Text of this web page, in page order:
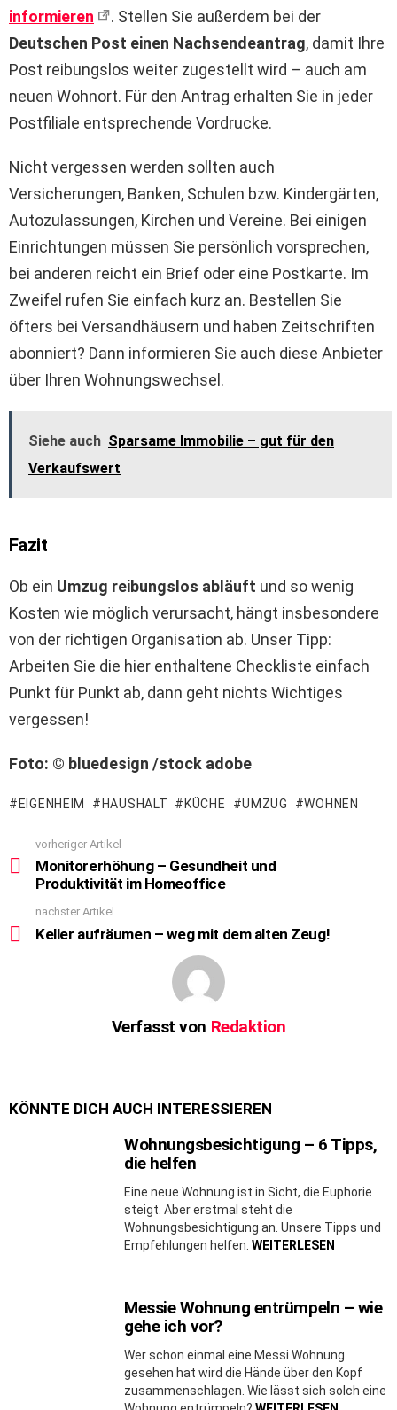
informieren
. Stellen Sie außerdem bei der
Deutschen Post einen Nachsendeantrag, damit Ihre
Post reibungslos weiter zugestellt wird – auch am
neuen Wohnort. Für den Antrag erhalten Sie in jeder
Postfiliale entsprechende Vordrucke.
Nicht vergessen werden sollten auch
Versicherungen, Banken, Schulen bzw. Kindergärten,
Autozulassungen, Kirchen und Vereine. Bei einigen
Einrichtungen müssen Sie persönlich vorsprechen,
bei anderen reicht ein Brief oder eine Postkarte. Im
Zweifel rufen Sie einfach kurz an. Bestellen Sie
öfters bei Versandhäusern und haben Zeitschriften
abonniert? Dann informieren Sie auch diese Anbieter
über Ihren Wohnungswechsel.
Siehe auch Sparsame Immobilie – gut für den
Verkaufswert
Fazit
Ob ein Umzug reibungslos abläuft und so wenig
Kosten wie möglich verursacht, hängt insbesondere
von der richtigen Organisation ab. Unser Tipp:
Arbeiten Sie die hier enthaltene Checkliste einfach
Punkt für Punkt ab, dann geht nichts Wichtiges
vergessen!
Foto: © bluedesign /stock adobe
EIGENHEIM HAUSHALT KÜCHE UMZUG WOHNEN
more
vorheriger Artikel
Monitorerhöhung – Gesundheit und
Produktivität im Homeoffice
nächster Artikel
Keller aufräumen – weg mit dem alten Zeug!
Verfasst von Redaktion
KÖNNTE DICH AUCH INTERESSIEREN
Wohnungsbesichtigung – 6 Tipps,
die helfen
Eine neue Wohnung ist in Sicht, die Euphorie
steigt. Aber erstmal steht die
Wohnungsbesichtigung an. Unsere Tipps und
Empfehlungen helfen. WEITERLESEN
Messie Wohnung entrümpeln – wie
gehe ich vor?
Wer schon einmal eine Messi Wohnung
gesehen hat wird die Hände über den Kopf
zusammenschlagen. Wie lässt sich solch eine